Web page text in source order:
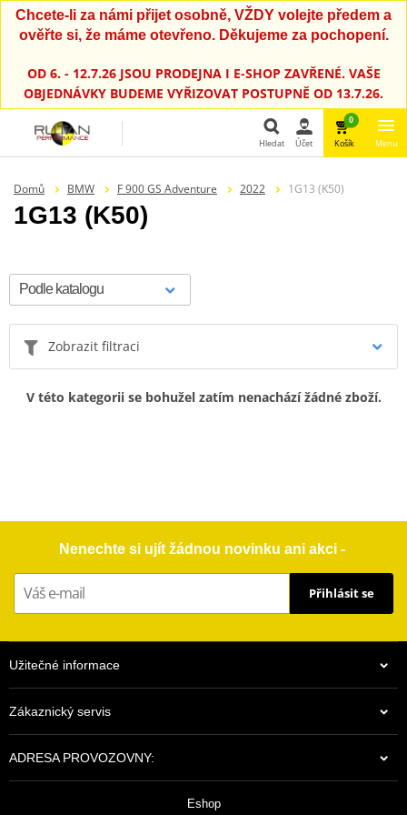
Chcete-li za námi přijet osobně, VŽDY volejte předem a
ověřte si, že máme otevřeno. Děkujeme za pochopení.
OD 6. - 12.7.26 JSOU PRODEJNA I E-SHOP ZAVŘENÉ. VAŠE
OBJEDNÁVKY BUDEME VYŘIZOVAT POSTUPNĚ OD 13.7.26.
Hledat
Hledat Účet
0
Košík Menu
Domů BMW F 900 GS Adventure 2022 1G13 (K50)
1G13 (K50)
Zobrazit filtraci
V této kategorii se bohužel zatím nenachází žádné zboží.
Nenechte si ujít žádnou novinku ani akci -
Přihlásit se
Užitečné informace
Zákaznický servis
ADRESA PROVOZOVNY:
Eshop